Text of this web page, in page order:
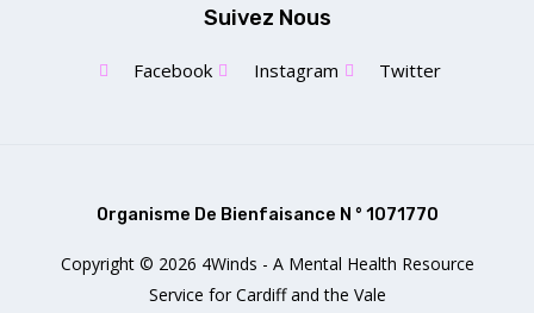
Suivez Nous
Facebook Instagram Twitter
Copyright © 2026 4Winds - A Mental Health Resource
Service for Cardiff and the Vale
Organisme De Bienfaisance N ° 1071770